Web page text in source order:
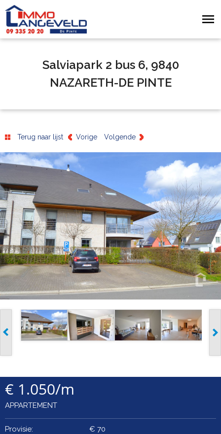
Salviapark 2 bus 6, 9840
NAZARETH-DE PINTE
Terug naar lijst Vorige Volgende
€ 1.050/m
APPARTEMENT
Provisie: € 70